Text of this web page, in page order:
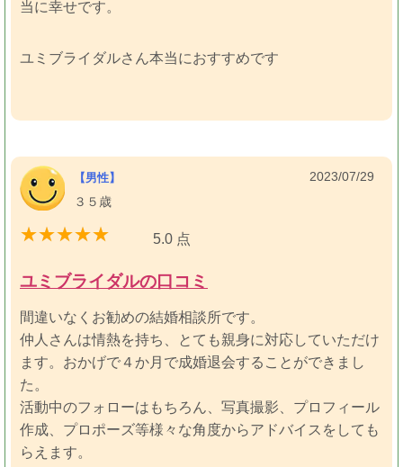
当に幸せです。
ユミブライダルさん本当におすすめです
【男性】
３５歳
2023/07/29
5.0 点
ユミブライダルの口コミ
間違いなくお勧めの結婚相談所です。
仲人さんは情熱を持ち、とても親身に対応していただけ
ます。おかげで４か月で成婚退会することができまし
た。
活動中のフォローはもちろん、写真撮影、プロフィール
作成、プロポーズ等様々な角度からアドバイスをしても
らえます。